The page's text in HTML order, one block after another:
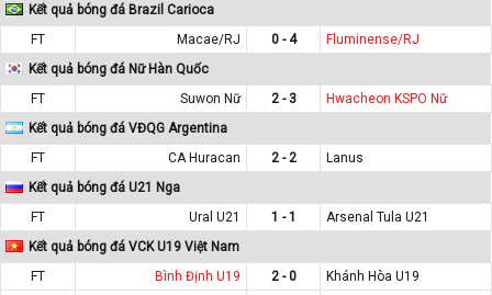
Kết quả bóng đá Brazil Carioca
FT
Macae/RJ 0 - 4
Fluminense/RJ
Kết quả bóng đá Nữ Hàn Quốc
FT
Suwon Nữ 2 - 3
Hwacheon KSPO Nữ
Kết quả bóng đá VĐQG Argentina
FT
CA Huracan 2 - 2
Lanus
Kết quả bóng đá U21 Nga
FT
Ural U21 1 - 1
Arsenal Tula U21
Kết quả bóng đá VCK U19 Việt Nam
FT
Bình Định U19 2 - 0 Khánh Hòa U19